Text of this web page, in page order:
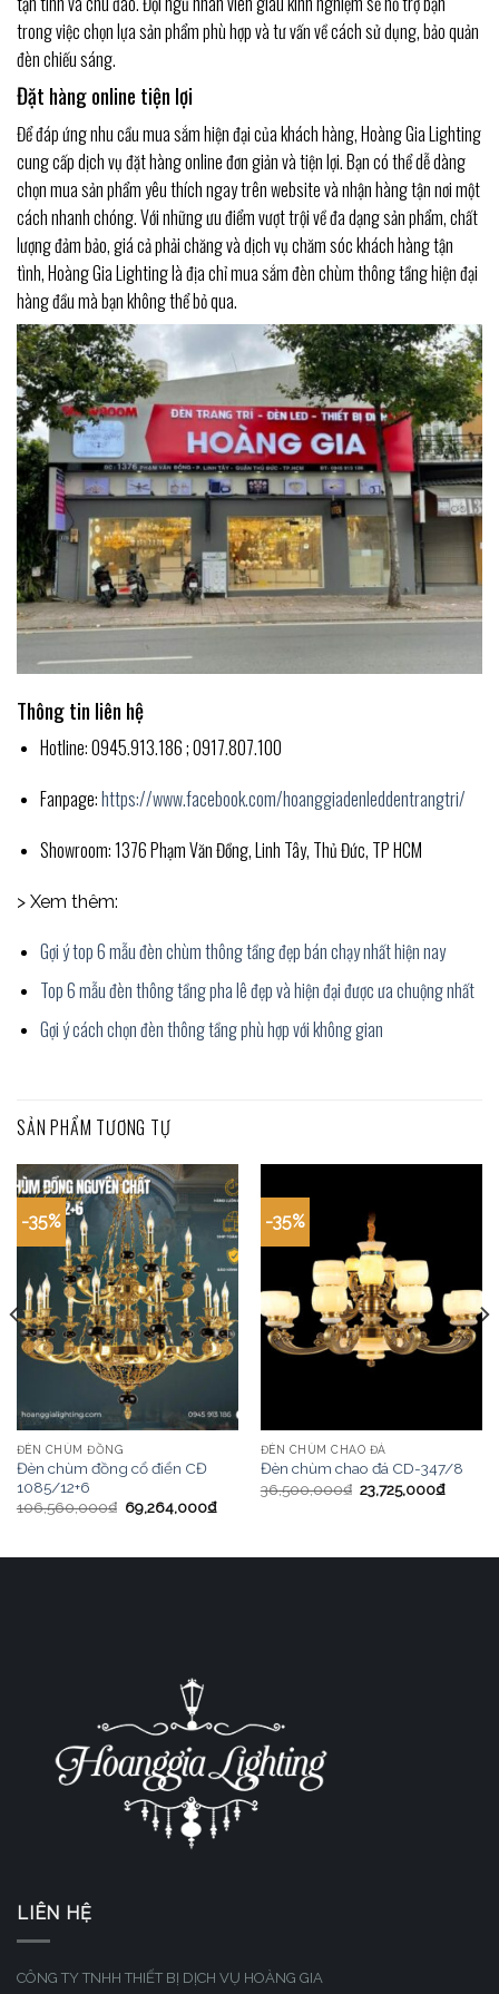
trong việc chọn lựa sản phẩm phù hợp và tư vấn về cách sử dụng, bảo quản
đèn chiếu sáng.
Đặt hàng online tiện lợi
Để đáp ứng nhu cầu mua sắm hiện đại của khách hàng, Hoàng Gia Lighting
cung cấp dịch vụ đặt hàng online đơn giản và tiện lợi. Bạn có thể dễ dàng
chọn mua sản phẩm yêu thích ngay trên website và nhận hàng tận nơi một
cách nhanh chóng. Với những ưu điểm vượt trội về đa dạng sản phẩm, chất
lượng đảm bảo, giá cả phải chăng và dịch vụ chăm sóc khách hàng tận
tình, Hoàng Gia Lighting là địa chỉ mua sắm đèn chùm thông tầng hiện đại
hàng đầu mà bạn không thể bỏ qua.
Thông tin liên hệ
Hotline: 0945.913.186 ; 0917.807.100
Fanpage:https://www.facebook.com/hoanggiadenleddentrangtri/
Showroom: 1376 Phạm Văn Đồng, Linh Tây, Thủ Đức, TP HCM
> Xem thêm:
Gợi ý top 6 mẫu đèn chùm thông tầng đẹp bán chạy nhất hiện nay
Top 6 mẫu đèn thông tầng pha lê đẹp và hiện đại được ưa chuộng nhất
Gợi ý cách chọn đèn thông tầng phù hợp với không gian
SẢN PHẨM TƯƠNG TỰ
-35%
ĐÈN CHÙM ĐỒNG
Đèn chùm đồng cổ điển CĐ
1085/12+6
106,560,000₫ 69,264,000₫
-35%
ĐÈN CHÙM CHAO ĐÁ
Đèn chùm chao đá CD-347/8
36,500,000₫ 23,725,000₫
LIÊN HỆ
CÔNG TY TNHH THIẾT BỊ DỊCH VỤ HOÀNG GIA